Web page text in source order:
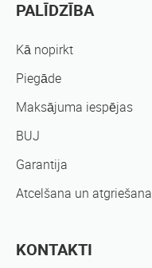
PALĪDZĪBA
Kā nopirkt
Piegāde
Maksājuma iespējas
BUJ
Garantija
Atcelšana un atgriešana
KONTAKTI